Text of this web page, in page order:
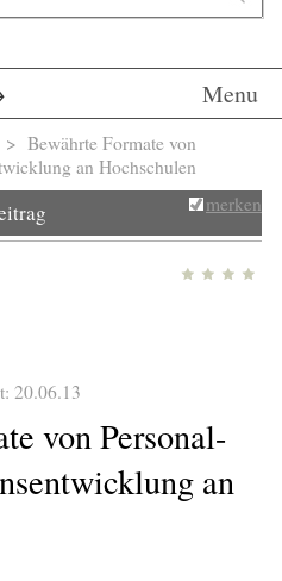
Menu
> Bewährte Formate von
an Hochschulen
merken
20.06.13
von Personal-
an